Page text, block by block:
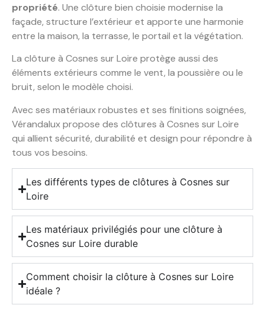
propriété. Une clôture bien choisie modernise la
façade, structure l’extérieur et apporte une harmonie
entre la maison, la terrasse, le portail et la végétation.
La clôture à Cosnes sur Loire protège aussi des
éléments extérieurs comme le vent, la poussière ou le
bruit, selon le modèle choisi.
Avec ses matériaux robustes et ses finitions soignées,
Vérandalux propose des clôtures à Cosnes sur Loire
qui allient sécurité, durabilité et design pour répondre à
tous vos besoins.
Les différents types de clôtures à Cosnes sur
Loire
Les matériaux privilégiés pour une clôture à
Cosnes sur Loire durable
Comment choisir la clôture à Cosnes sur Loire
idéale ?